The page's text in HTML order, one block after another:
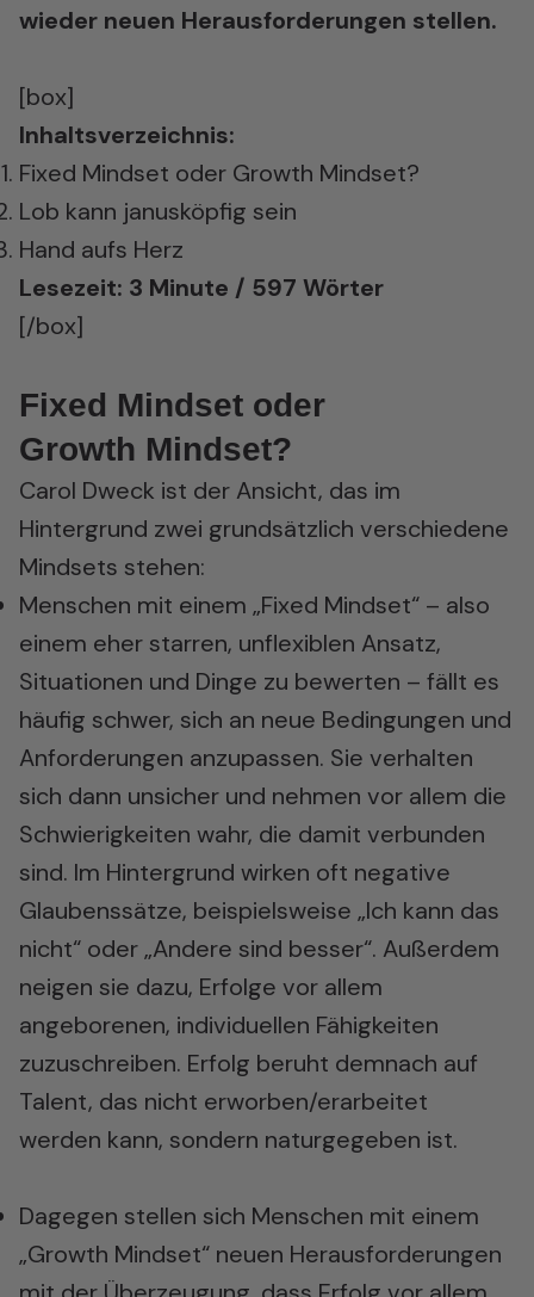
wieder neuen Herausforderungen stellen.
[box]
Inhaltsverzeichnis:
Fixed Mindset oder Growth Mindset?
Lob kann janusköpfig sein
Hand aufs Herz
Lesezeit: 3 Minute / 597 Wörter
[/box]
Fixed Mindset oder
Growth Mindset?
Carol Dweck ist der Ansicht, das im
Hintergrund zwei grundsätzlich verschiedene
Mindsets stehen:
Menschen mit einem „Fixed Mindset“ – also
einem eher starren, unflexiblen Ansatz,
Situationen und Dinge zu bewerten – fällt es
häufig schwer, sich an neue Bedingungen und
Anforderungen anzupassen. Sie verhalten
sich dann unsicher und nehmen vor allem die
Schwierigkeiten wahr, die damit verbunden
sind. Im Hintergrund wirken oft negative
Glaubenssätze, beispielsweise „Ich kann das
nicht“ oder „Andere sind besser“. Außerdem
neigen sie dazu, Erfolge vor allem
angeborenen, individuellen Fähigkeiten
zuzuschreiben. Erfolg beruht demnach auf
Talent, das nicht erworben/erarbeitet
werden kann, sondern naturgegeben ist.
Dagegen stellen sich Menschen mit einem
„Growth Mindset“ neuen Herausforderungen